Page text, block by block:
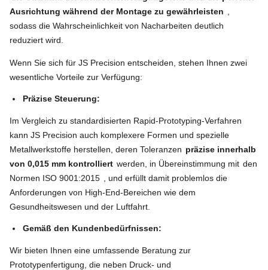
Ausrichtung während der Montage zu gewährleisten
sodass die Wahrscheinlichkeit von Nacharbeiten deutlich
reduziert wird.
Wenn Sie sich für JS Precision entscheiden, stehen Ihnen zwei
wesentliche Vorteile zur Verfügung:
Präzise Steuerung:
Im Vergleich zu standardisierten Rapid-Prototyping-Verfahren
kann JS Precision auch komplexere Formen und spezielle
Metallwerkstoffe herstellen, deren Toleranzen präzise innerhalb
von 0,015 mm kontrolliert werden, in Übereinstimmung mit den
Normen ISO 9001:2015
, und erfüllt damit problemlos die
Anforderungen von High-End-Bereichen wie dem
Gesundheitswesen und der Luftfahrt.
Gemäß den Kundenbedürfnissen:
Wir bieten Ihnen eine umfassende Beratung zur
Prototypenfertigung, die neben Druck- und